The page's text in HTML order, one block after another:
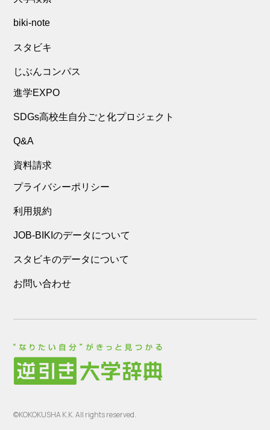
biki-note
スタビキ
じぶんコンパス
進学EXPO
SDGs高校生自分ごと化プロジェクト
Q&A
資料請求
プライバシーポリシー
利用規約
JOB-BIKIのデータについて
スタビキのデータについて
お問い合わせ
©KOKOKUSHA K.K. All rights reserved.